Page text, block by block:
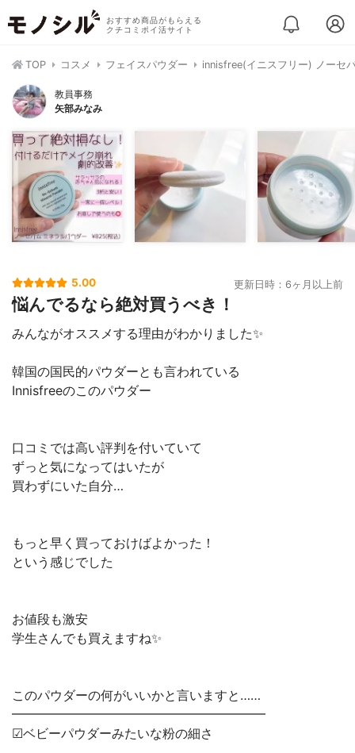
おすすめ商品がもらえる
クチコミポイ活サイト
TOP コスメ フェイスパウダー innisfree(イニスフリー) ノーセ
教員事務
矢部みなみ
5.00 更新日時：6ヶ月以上前
悩んでるなら絶対買うべき！
みんながオススメする理由がわかりました✨
韓国の国民的パウダーとも言われている
Innisfreeのこのパウダー
口コミでは高い評判を付いていて
ずっと気になってはいたが
買わずにいた自分…
もっと早く買っておけばよかった！
という感じでした
お値段も激安
学生さんでも買えますね✨
このパウダーの何がいいかと言いますと……
━━━━━━━━━━━━━━━━━━━━
☑ベビーパウダーみたいな粉の細さ